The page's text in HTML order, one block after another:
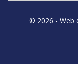
© 2026 - Web